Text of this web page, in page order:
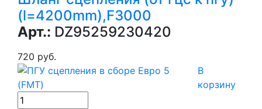
(l=4200mm),F3000
Арт.: DZ95259230420
720 руб.
В
корзину